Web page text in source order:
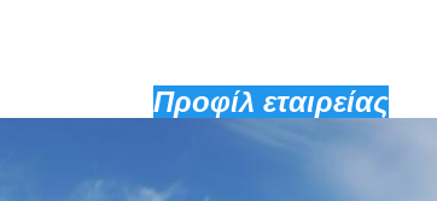
Προφίλ εταιρείας